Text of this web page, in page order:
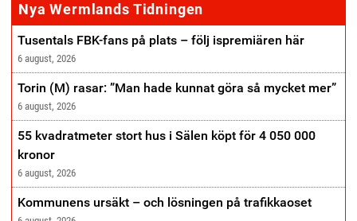
Nya Wermlands Tidningen
Tusentals FBK-fans på plats – följ ispremiären här
6 august, 2026
Torin (M) rasar: ”Man hade kunnat göra så mycket mer”
6 august, 2026
55 kvadratmeter stort hus i Sälen köpt för 4 050 000
kronor
6 august, 2026
Kommunens ursäkt – och lösningen på trafikkaoset